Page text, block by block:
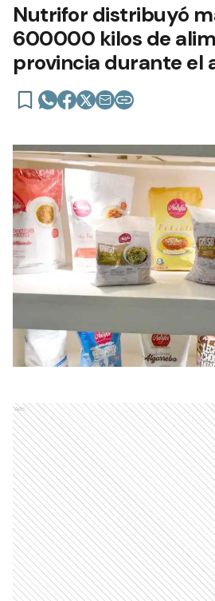
Nutrifor distribuyó
600000 kilos de
provincia durante el
Ads